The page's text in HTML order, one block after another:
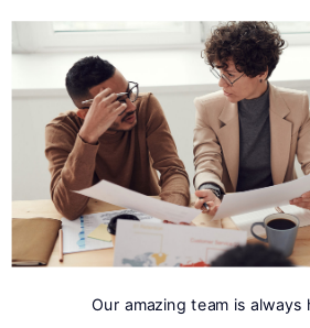
Our amazing team is always